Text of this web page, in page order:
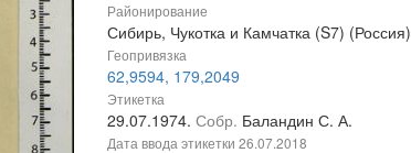
Районирование
Сибирь, Чукотка и Камчатка (S7) (Россия)
Геопривязка
62,9594, 179,2049
Этикетка
29.07.1974. Собр. Баландин С. А.
Дата ввода этикетки 26.07.2018